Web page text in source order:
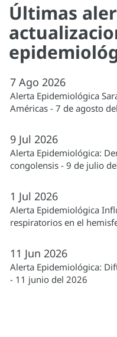
Últimas
7 Ago 2026
Alerta Epidemiológica
Américas - 7 de agosto
9 Jul 2026
Alerta Epidemiológica:
congolensis - 9 de julio
1 Jul 2026
Alerta Epidemiológica
respiratorios en el
11 Jun 2026
Alerta Epidemiológica:
- 11 junio del 2026